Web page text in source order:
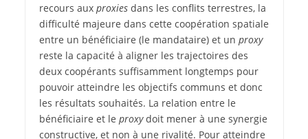
recours aux proxiesdans les conflits terrestres, la
difficulté majeure dans cette coopération spatiale
entre un bénéficiaire (le mandataire) et un proxy
reste la capacité à aligner les trajectoires des
deux coopérants suffisamment longtemps pour
pouvoir atteindre les objectifs communs et donc
les résultats souhaités. La relation entre le
bénéficiaire et le proxydoit mener à une synergie
constructive, et non à une rivalité. Pour atteindre